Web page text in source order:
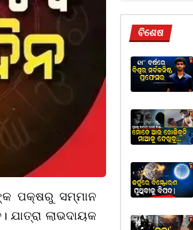
ପକ୍ଷରୁ ସମ୍ମାନ
ଲାଭଦାୟକ
ବିଶେଷ